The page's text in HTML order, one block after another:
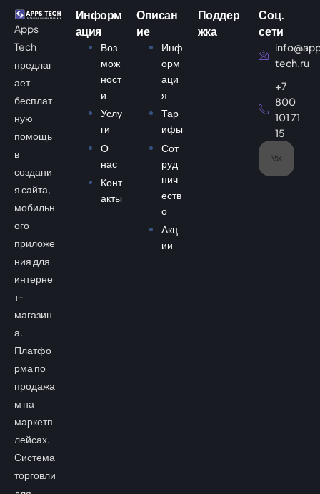
Apps
Tech
предлаг
ает
бесплат
ную
помощь
в
создани
я сайта,
мобильн
ого
приложе
ния для
интерне
т-
магазин
а.
Платфо
рма по
продажа
м на
маркетп
лейсах.
Система
торговли
Информ
ация
Воз
мож
ност
и
Услу
ги
О
нас
Конт
акты
Описан
ие
Инф
орм
аци
я
Тар
ифы
Сот
руд
нич
еств
о
Акц
ии
Поддер
жка
Соц.
сети
tech.ru
+7
800
101 71
15